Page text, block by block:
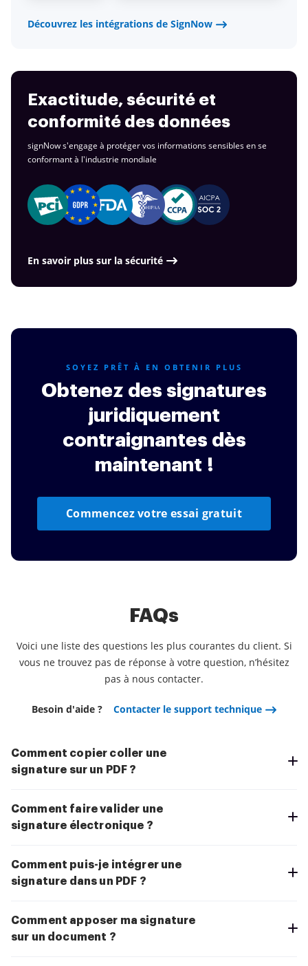
Découvrez les intégrations de SignNow
Exactitude, sécurité et
conformité des données
signNow s'engage à protéger vos informations sensibles en se
conformant à l'industrie mondiale
En savoir plus sur la sécurité
SOYEZ PRÊT À EN OBTENIR PLUS
Obtenez des signatures
juridiquement
contraignantes dès
maintenant !
Commencez votre essai gratuit
FAQs
Voici une liste des questions les plus courantes du client. Si
vous ne trouvez pas de réponse à votre question, n’hésitez
pas à nous contacter.
Besoin d'aide ? Contacter le support technique
Comment copier coller une
signature sur un PDF ?
Comment faire valider une
signature électronique ?
Comment puis-je intégrer une
signature dans un PDF ?
Comment apposer ma signature
sur un document ?